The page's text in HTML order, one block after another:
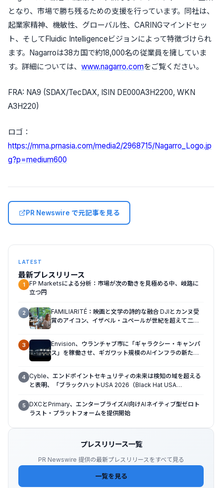
となり、市場で勝ち残るための支援を行っています。同社は、
起業家精神、機敏性、グローバル性、CARINGマインドセッ
ト、そしてFluidic Intelligenceビジョンによって特徴づけられ
ます。Nagarroは38カ国で約18,000名の従業員を擁していま
す。詳細については、 www.nagarro.comをご覧ください。
FRA: NA9 (SDAX/TecDAX, ISIN DE000A3H2200, WKN
A3H220)
ロゴ：
https://mma.prnasia.com/media2/2968715/Nagarro_Logo.jp
g?p=medium600
PR Newswire で元記事を見る
LATEST
最新プレスリリース
1
FP Marketsによる分析：市場が次の動きを見極める中、岐路に
立つ円
2
FAMILIARITÉ：映画と文学の詩的な融合 DJIとカンヌ受
賞のアイコン、イザベル・ユペールが世紀を超えて二人
3
Envision、ウランチャブ市に「ギャラクシー・キャンパ
ス」を稼働させ、ギガワット規模のAIインフラの新たな
4 Cyble、エンドポイントセキュリティの未来は検知の域を超える
と表明、「ブラックハットUSA 2026（Black Hat USA
5 DXCとPrimary、エンタープライズAI向けAIネイティブ型ゼロト
ラスト・プラットフォームを提供開始
プレスリリース一覧
PR Newswire 提供の最新プレスリリースをすべて見る
一覧を見る